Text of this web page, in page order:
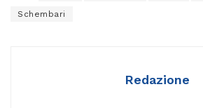
Schembari
Redazione